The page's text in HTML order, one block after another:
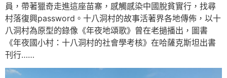
員，帶著獵奇走進這座苗寨，感觸感染中國脫貧實行，找尋
村落復興password。十八洞村的故事活著界各地傳佈，以十
八洞村為原型的錄像《年夜地頌歌》曾在老撾播出，圖書
《年夜國小村：十八洞村的社會學考核》在哈薩克斯坦出書
刊行……